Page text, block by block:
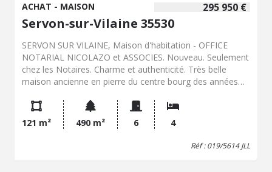
295 950 €
ACHAT - MAISON
Servon-sur-Vilaine 35530
SERVON SUR VILAINE, Maison d'habitation - OFFICE
NOTARIAL NICOLAZO et ASSOCIES. Nouveau. Seulement
chez les Notaires. Charme et authenticité. Très belle
maison ancienne en pierre du centre bourg des années
aujourd'hui d'un confort actuel. Elle vous accueille par son
entrée séparée, dégagement à la suite avec escalier,
séjour traversant de plus de 30m²avec poêle à bois,
cuisine aménagée équipée, buanderie laverie, WC, une
121 m² 490 m² 6 4
Réf : 019/5614 JLL